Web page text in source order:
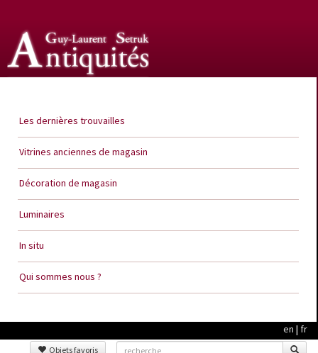
Les dernières trouvailles
Vitrines anciennes de magasin
Décoration de magasin
Luminaires
In situ
Qui sommes nous ?
en | fr
Objets favoris